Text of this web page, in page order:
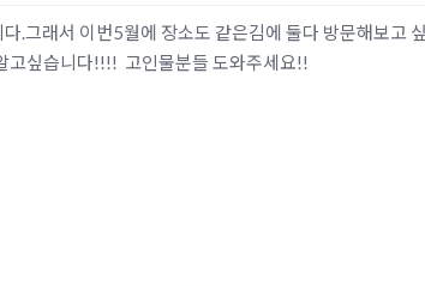
.그래서 이번5월에 장소도 같은김에 둘다 방문해보고
고싶습니다!!!! 고인물분들 도와주세요!!